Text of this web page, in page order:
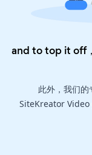
and to top it off
此外，我们
SiteKreator